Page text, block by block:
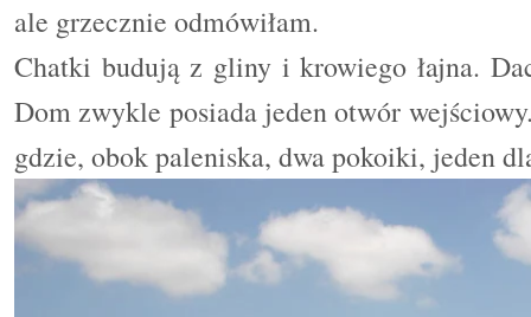
ale grzecznie odmówiłam.
Chatki budują z gliny i krowiego łajna.
Dom zwykle posiada jeden otwór
gdzie, obok paleniska, dwa pokoiki, jeden